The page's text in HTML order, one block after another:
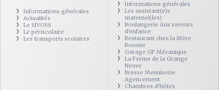
Informations générales
Actualités
Le SIVOSS
Le périscolaire
Les transports scolaires
Informations générales
Les assistant(e)s
maternel(les)
Boulangerie Aux saveurs
d'enfance
Restaurant chez la Mère
Bouvier
Garage GP Mécanique
La Ferme de la Grange
Neuve
Bresse Menuiserie
Agencement
Chambres d'hôtes